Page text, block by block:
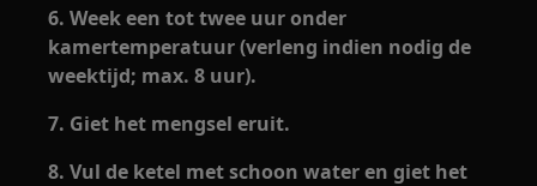
6. Week een tot twee uur onder
kamertemperatuur (verleng indien nodig de
weektijd; max. 8 uur).
7. Giet het mengsel eruit.
8. Vul de ketel met schoon water en giet het